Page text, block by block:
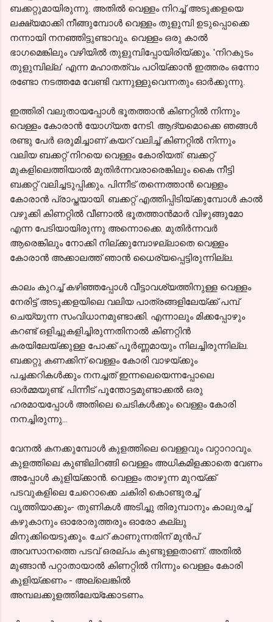
ബക്കറ്റുമായിരുന്നു. അതിൽ വെള്ളം നിറച്ച് അടുക്കളയെ
ലക്ഷ്യമാക്കി നീങ്ങുമ്പോൾ വെള്ളം തുളുമ്പി ഉടുപ്പൊക്കെ
നന്നായി നനഞ്ഞിട്ടുണ്ടാവും. വെള്ളം ഒരു കാൽ
ഭാഗമെങ്കിലും വഴിയിൽ തുളുമ്പിപ്പോയിരിയ്ക്കും. 'നിറകുടം
തുളുമ്പില്ല' എന്ന മഹാതത്വം പഠിയ്ക്കാൻ ഇത്തരം ഒന്നോ
രണ്ടോ നടത്തമേ വേണ്ടി വന്നുള്ളുവെന്നതും ഓർക്കുന്നു.
ഇത്തിരി വലുതായപ്പോൾ ഭൂതത്താൻ കിണറ്റിൽ നിന്നും
വെള്ളം കോരാൻ യോഗ്യത നേടി. ആദ്യമൊക്കെ ഞങ്ങൾ
രണ്ടു പേർ ഒരുമിച്ചാണ് കയറ് വലിച്ച് കിണറ്റിൽ നിന്നും
വലിയ ബക്കറ്റ് നിറയെ വെള്ളം കോരിയത്. ബക്കറ്റ്
മുകളിലെത്തിയാൽ മുതിർന്നവരാരെങ്കിലും കൈ നീട്ടി
ബക്കറ്റ് വലിച്ചടുപ്പിക്കും. പിന്നീട് തന്നെത്താൻ വെള്ളം
കോരാൻ പ്രാപ്തയായി. ബക്കറ്റ് എത്തിപ്പിടിയ്ക്കുമ്പോൾ കാൽ
വഴുക്കി കിണറ്റിൽ വീണാൽ ഭൂതത്താൻമാർ വിഴുങ്ങുമോ
എന്ന പേടിയായിരുന്നു അന്നൊക്കെ. മുതിർന്നവർ
ആരെങ്കിലും നോക്കി നില്ക്കുമ്പോഴല്ലാതെ വെള്ളം
കോരാൻ അക്കാലത്ത് ഞാൻ ധൈര്യപ്പെട്ടിരുന്നില്ല.
കാലം കുറച്ച് കഴിഞ്ഞപ്പോൾ വീട്ടാവശ്യത്തിനുള്ള വെള്ളം
നേരിട്ട് അടുക്കളയിലെ വലിയ പാത്രങ്ങളിലേയ്ക്ക് പമ്പ്
ചെയ്യുന്ന സംവിധാനമുണ്ടാക്കി. എന്നാലും മിക്കപ്പോഴും
കറണ്ട് ഒളിച്ചുകളിച്ചിരുന്നതിനാൽ കിണറ്റിൻ
കരയിലേയ്ക്കുള്ള പോക്ക് പൂർണ്ണമായും നിലച്ചിരുന്നില്ല.
ബക്കറ്റു കണക്കിന് വെള്ളം കോരി വാഴയ്ക്കും
പച്ചക്കറികൾക്കും നനച്ചത് ഇന്നലെയെന്നപ്പോലെ
ഓർമ്മയുണ്ട്. പിന്നീട് പൂന്തോട്ടമുണ്ടാക്കൽ ഒരു
ഹരമായപ്പോൾ അതിലെ ചെടികൾക്കും വെള്ളം കോരി
നനച്ചിരുന്നു...
വേനൽ കനക്കുമ്പോൾ കുളത്തിലെ വെള്ളവും വറ്റാറാവും.
കുളത്തിലെ കുണ്ടിലിറങ്ങി വെള്ളം അധികമിളക്കാതെ വേണം
അപ്പോൾ കുളിയ്ക്കാൻ. വെള്ളം താഴുന്ന മുറയ്ക്ക്
പടവുകളിലെ ചേറൊക്കെ ചകിരി കൊണ്ടുരച്ച്
വൃത്തിയാക്കും- തുണികൾ അടിച്ചു തിരുമ്പാനും കാലുരച്ച്
കഴുകാനും ഓരോരുത്തരും ഓരോ കല്ലു
മിനുക്കിയെടുക്കും. ചേറ് കാണുന്നതിന് മുൻപ്
അവസാനത്തെ പടവ് ഒരല്പം കുണ്ടുള്ളതാണ്. അതിൽ
മുങ്ങാൻ പറ്റാതായാൽ കിണറ്റിൽ നിന്നും വെള്ളം കോരി
കുളിയ്ക്കണം - അല്ലെങ്കിൽ
അമ്പലക്കുളത്തിലേയ്ക്കോടണം.